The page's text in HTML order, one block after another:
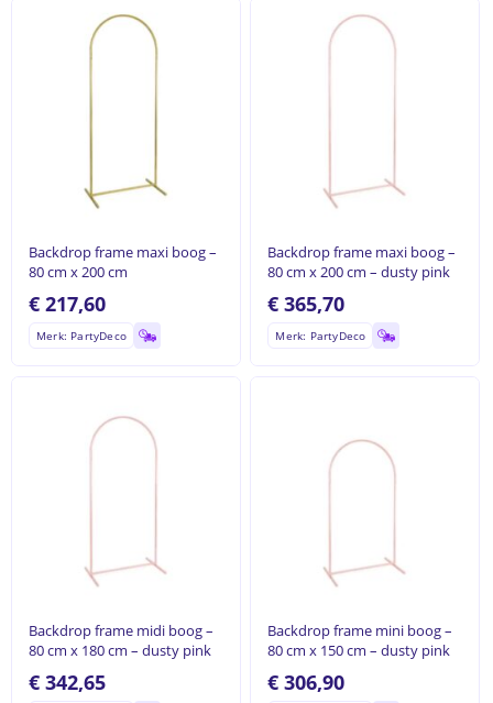
Backdrop frame maxi boog –
80 cm x 200 cm
€ 217,60
Merk: PartyDeco
Backdrop frame maxi boog –
80 cm x 200 cm – dusty pink
€ 365,70
Merk: PartyDeco
Backdrop frame midi boog –
80 cm x 180 cm – dusty pink
€ 342,65
Backdrop frame mini boog –
80 cm x 150 cm – dusty pink
€ 306,90